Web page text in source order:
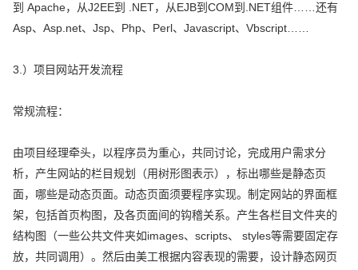
到 Apache，从J2EE到 .NET，从EJB到COM到.NET组件……还有
Asp、Asp.net、Jsp、Php、Perl、Javascript、Vbscript……
3.）项目网站开发流程
常规流程：
由项目经理牵头，以程序员为重心，共同讨论，完成用户需求分
析，产生网站的栏目规划（用树形图表示），标出哪些是静态页
面，哪些是动态页面。动态页面须要程序实现。制定网站的界面框
架，包括首页构图，及各页面间的钩稽关系。产生各栏目文件夹的
结构图（一些公共文件夹如images、scripts、 styles等需要固定存
放，共同调用）。然后由美工根据内容表现的需要，设计静态网页